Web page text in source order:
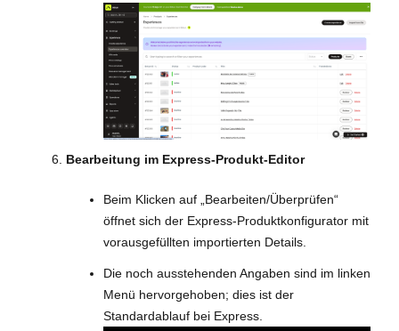
Bearbeitung im Express-Produkt-Editor
Beim Klicken auf „Bearbeiten/Überprüfen“
öffnet sich der Express-Produktkonfigurator mit
vorausgefüllten importierten Details.
Die noch ausstehenden Angaben sind im linken
Menü hervorgehoben; dies ist der
Standardablauf bei Express.